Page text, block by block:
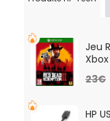
Jeu
23€
HP